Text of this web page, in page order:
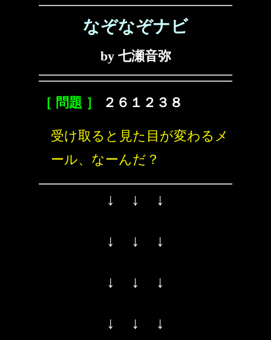
なぞなぞナビ
by 七瀬音弥
［ 問題 ］ ２６１２３８
受け取ると見た目が変わるメ
ール、なーんだ？
↓ ↓ ↓
↓ ↓ ↓
↓ ↓ ↓
↓ ↓ ↓